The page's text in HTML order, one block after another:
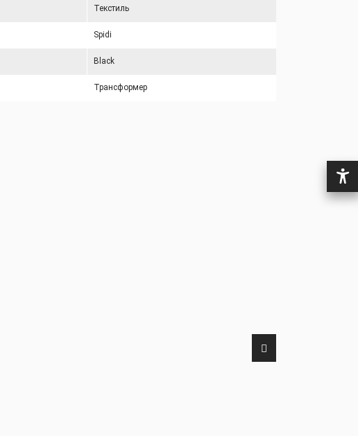
Текстиль
Spidi
Black
Трансформер